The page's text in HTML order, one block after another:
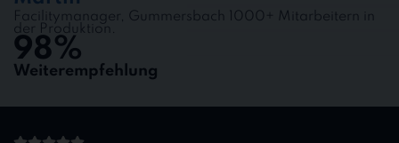
Facilitymanager, Gummersbach 1000+ Mitarbeitern in
der Produktion.
98%
Weiterempfehlung